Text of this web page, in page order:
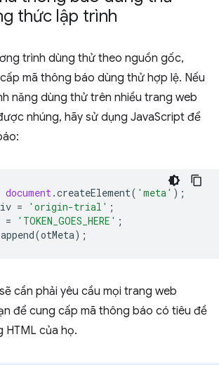
thức lập trình
trình dùng thử theo nguồn gốc,
mã thông báo dùng thử hợp lệ. Nếu
năng dùng thử trên nhiều trang web
nhúng, hãy sử dụng JavaScript để
document.createElement( 'meta' );
= 'origin-trial' ;
= 'TOKEN_GOES_HERE' ;
append(otMeta);
cần phải yêu cầu mọi trang web
để cung cấp mã thông báo có tiêu đề
HTML của họ.